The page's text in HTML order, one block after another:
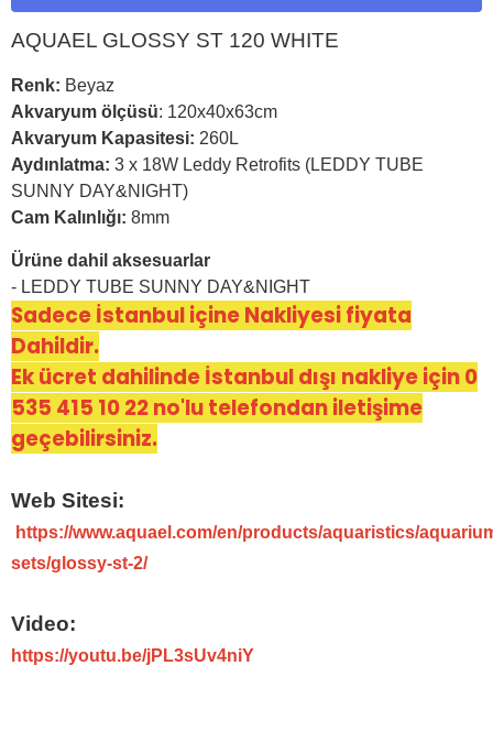
AQUAEL GLOSSY ST 120 WHITE
Renk: Beyaz
Akvaryum ölçüsü: 120x40x63cm
Akvaryum Kapasitesi: 260L
Aydınlatma: 3 x 18W Leddy Retrofits (LEDDY TUBE
SUNNY DAY&NIGHT)
Cam Kalınlığı: 8mm
Ürüne dahil aksesuarlar
- LEDDY TUBE SUNNY DAY&NIGHT
Sadece İstanbul içine Nakliyesi fiyata
Dahildir.
Ek ücret dahilinde İstanbul dışı nakliye için 0
535 415 10 22 no'lu telefondan iletişime
geçebilirsiniz.
Web Sitesi:
https://www.aquael.com/en/products/aquaristics/
sets/glossy-st-2/
Video:
https://youtu.be/jPL3sUv4niY